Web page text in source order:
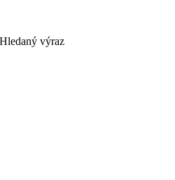
Hledaný výraz